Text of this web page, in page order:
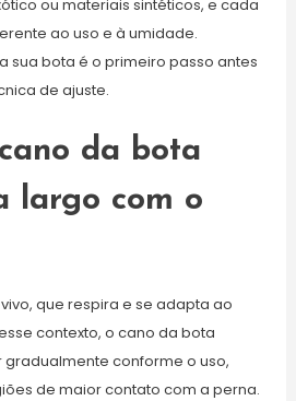
ou materiais sintéticos, e cada
ao uso e à umidade.
sua bota é o primeiro passo antes
de ajuste.
da bota
largo com o
que respira e se adapta ao
contexto, o cano da bota
conforme o uso,
de maior contato com a perna.